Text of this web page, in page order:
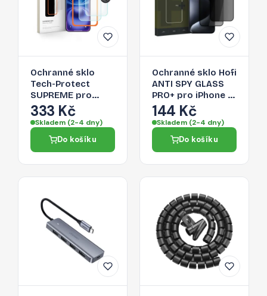
Ochranné sklo
Tech-Protect
SUPREME pro
iPhone 16 -
transparent (3 ks.)
333 Kč
Skladem (2-4 dny)
Do košíku
Ochranné sklo Hofi
ANTI SPY GLASS
PRO+ pro iPhone 16
- privacy (2 pack)
144 Kč
Skladem (2-4 dny)
Do košíku